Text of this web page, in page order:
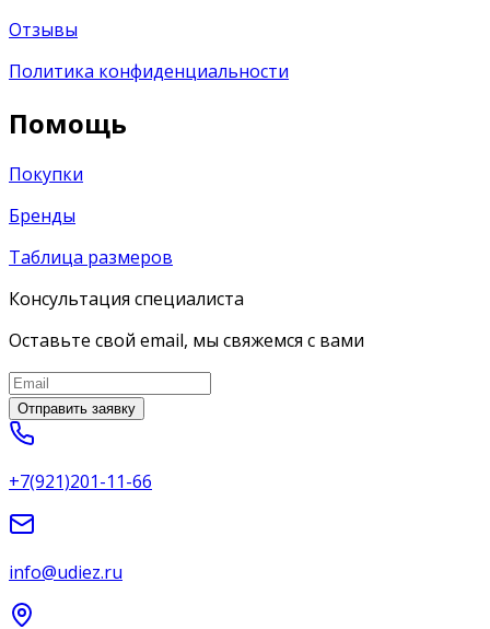
Отзывы
Политика конфиденциальности
Помощь
Покупки
Бренды
Таблица размеров
Консультация специалиста
Оставьте свой email, мы свяжемся с вами
Отправить заявку
+7(921)201-11-66
info@udiez.ru